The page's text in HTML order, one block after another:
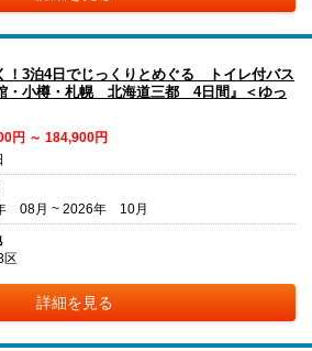
！3泊4日でじっくりとめぐる トイレ付バス
・小樽・札幌 北海道三都 4日間』＜ゆっ
円 ～ 184,900円
08月 ~ 2026年 10月
区
詳細を見る